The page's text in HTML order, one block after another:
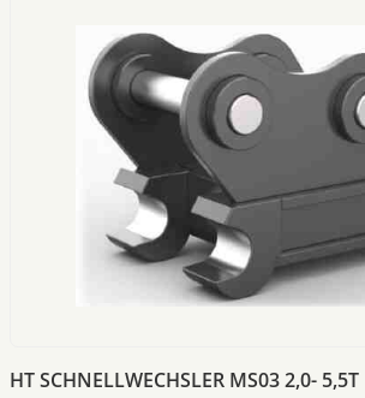
HT SCHNELLWECHSLER MS03 2,0- 5,5T